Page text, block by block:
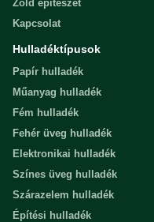
Zöld építészet
Kapcsolat
Hulladéktípusok
Papír hulladék
Műanyag hulladék
Fém hulladék
Fehér üveg hulladék
Elektronikai hulladék
Színes üveg hulladék
Szárazelem hulladék
Építési hulladék